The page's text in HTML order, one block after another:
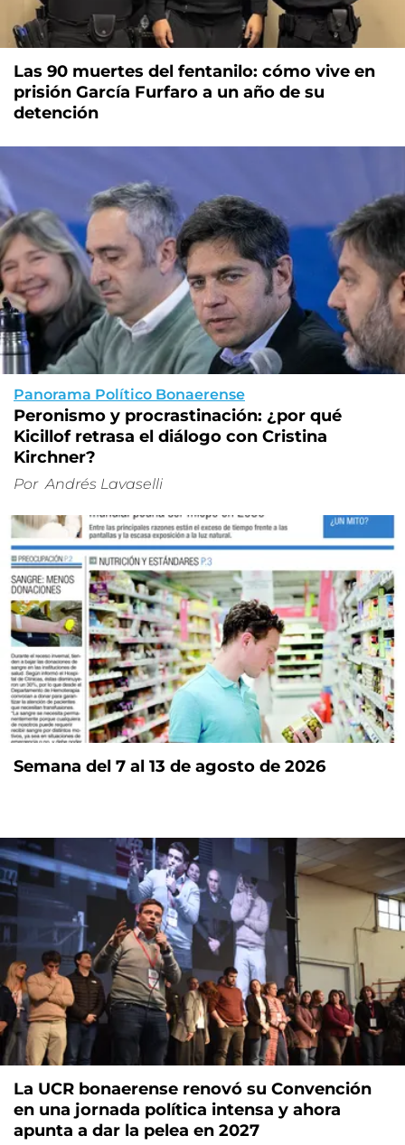
Las 90 muertes del fentanilo: cómo vive en
prisión García Furfaro a un año de su
detención
Panorama Político Bonaerense
Peronismo y procrastinación: ¿por qué
Kicillof retrasa el diálogo con Cristina
Kirchner?
Por Andrés Lavaselli
Semana del 7 al 13 de agosto de 2026
La UCR bonaerense renovó su Convención
en una jornada política intensa y ahora
apunta a dar la pelea en 2027